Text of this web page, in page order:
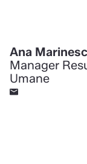
Ana
Manager
Umane